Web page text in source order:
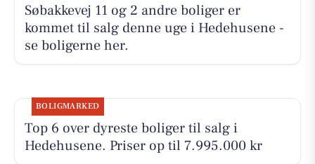
Søbakkevej 11 og 2 andre boliger er
kommet til salg denne uge i Hedehusene -
se boligerne her.
BOLIGMARKED
Top 6 over dyreste boliger til salg i
Hedehusene. Priser op til 7.995.000 kr